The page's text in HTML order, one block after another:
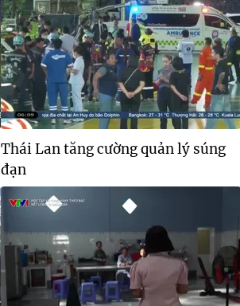
Thái Lan tăng cường quản lý súng
đạn